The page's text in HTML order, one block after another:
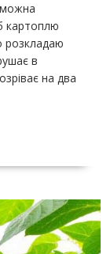
можна
картоплю
розкладаю
в
на два